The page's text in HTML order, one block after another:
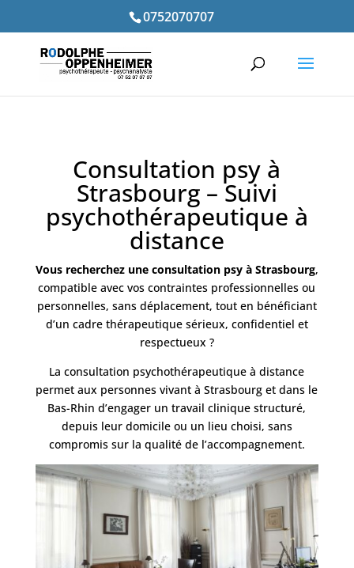
0752070707
Consultation psy à
Strasbourg – Suivi
psychothérapeutique à
distance
Vous recherchez une consultation psy à Strasbourg,
compatible avec vos contraintes professionnelles ou
personnelles, sans déplacement, tout en bénéficiant
d’un cadre thérapeutique sérieux, confidentiel et
respectueux ?
La consultation psychothérapeutique à distance
permet aux personnes vivant à Strasbourg et dans le
Bas-Rhin d’engager un travail clinique structuré,
depuis leur domicile ou un lieu choisi, sans
compromis sur la qualité de l’accompagnement.